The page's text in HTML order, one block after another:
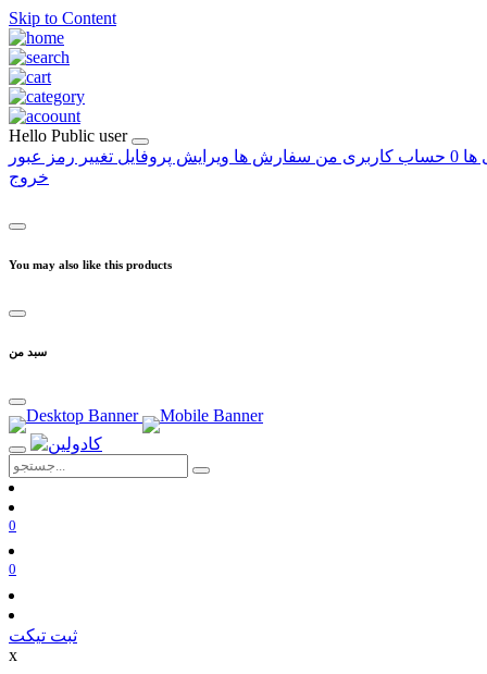
Skip to Content
Hello Public user
ها 0 حساب کاربری من سفارش ها ویرایش پروفایل تغییر رمز عبور
خروج
You may also like this products
سبد من
0
0
ثبت تیکت
x